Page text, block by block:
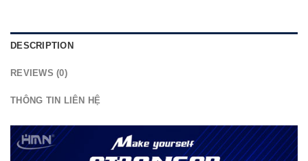
DESCRIPTION
REVIEWS (0)
THÔNG TIN LIÊN HỆ